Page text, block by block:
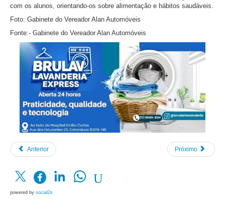
com os alunos, orientando-os sobre alimentação e hábitos saudáveis.
Foto: Gabinete do Vereador Alan Automóveis
Fonte:- Gabinete do Vereador Alan Automóveis
Anterior Próximo
powered by social2s